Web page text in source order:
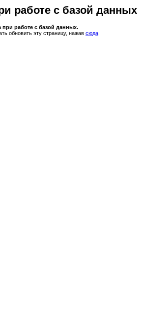
работе с базой данных
работе с базой данных.
обновить эту страницу, нажав сюда